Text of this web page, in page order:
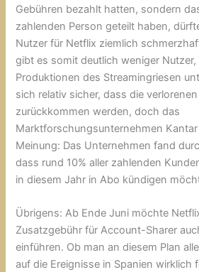
Gebühren bezahlt hatten, sondern
zahlenden Person geteilt haben,
Nutzer für Netflix ziemlich
gibt es somit deutlich weniger
Produktionen des Streamingriesen
sich relativ sicher, dass die
zurückkommen werden, doch das
Marktforschungsunternehmen
Meinung: Das Unternehmen fand
dass rund 10% aller zahlenden
in diesem Jahr in Abo kündigen
Übrigens: Ab Ende Juni möchte
Zusatzgebühr für Account-Sharer
einführen. Ob man an diesem Plan
auf die Ereignisse in Spanien wirklich